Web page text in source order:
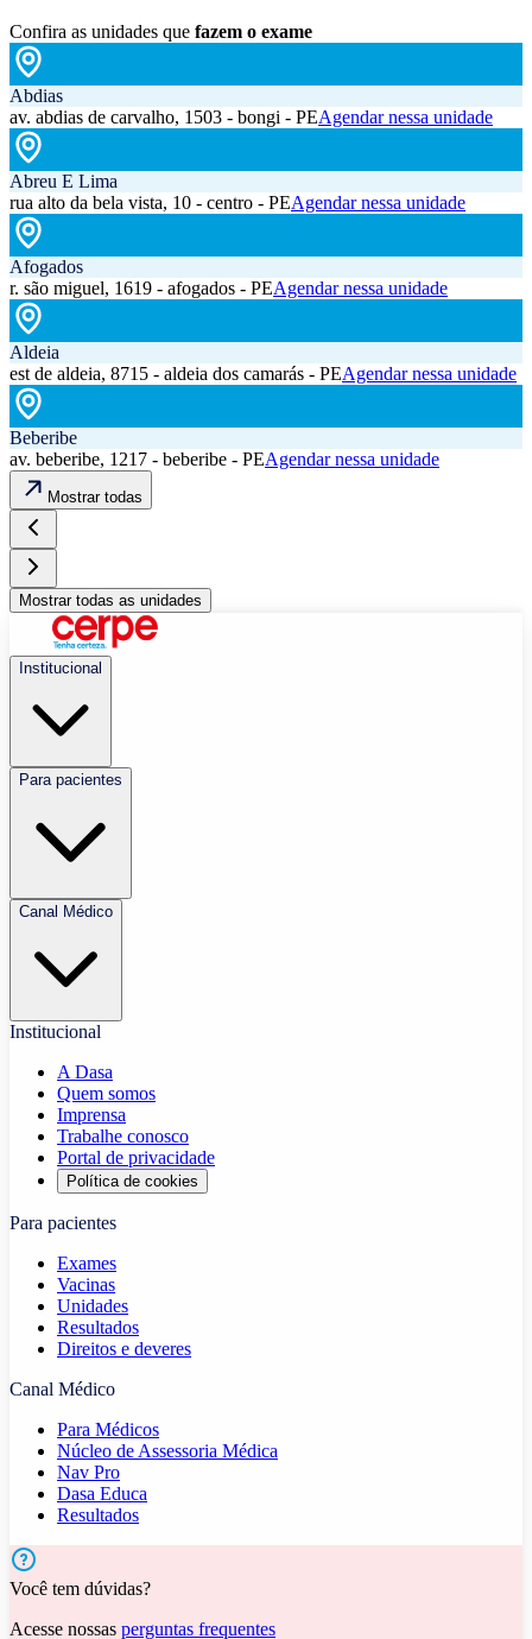
Confira as unidades que fazem o exame
Abdias
av. abdias de carvalho, 1503 - bongi - PEAgendar nessa unidade
Abreu E Lima
rua alto da bela vista, 10 - centro - PEAgendar nessa unidade
Afogados
r. são miguel, 1619 - afogados - PEAgendar nessa unidade
Aldeia
est de aldeia, 8715 - aldeia dos camarás - PEAgendar nessa unidade
Beberibe
av. beberibe, 1217 - beberibe - PEAgendar nessa unidade
Mostrar todas
Mostrar todas as unidades
Institucional
Para pacientes
Canal Médico
Institucional
A Dasa
Quem somos
Imprensa
Trabalhe conosco
Portal de privacidade
Política de cookies
Para pacientes
Exames
Vacinas
Unidades
Resultados
Direitos e deveres
Canal Médico
Para Médicos
Núcleo de Assessoria Médica
Nav Pro
Dasa Educa
Resultados
Você tem dúvidas?
Acesse nossas perguntas frequentes